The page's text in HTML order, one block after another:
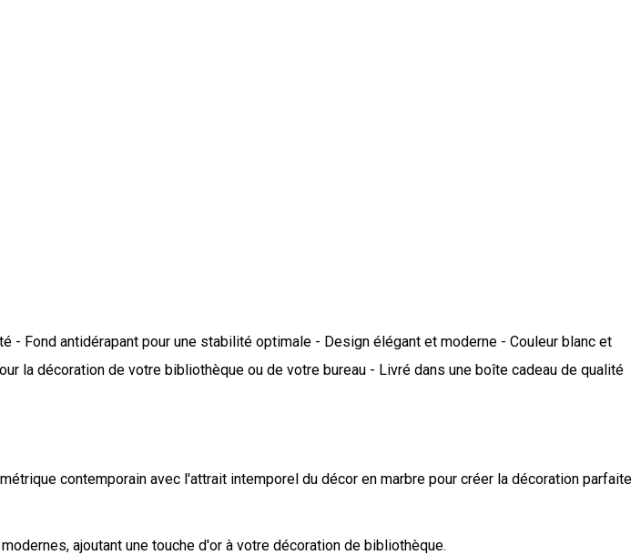
Fond antidérapant pour une stabilité optimale - Design élégant et moderne - Couleur blanc et
la décoration de votre bibliothèque ou de votre bureau - Livré dans une boîte cadeau de qualité
contemporain avec l'attrait intemporel du décor en marbre pour créer la décoration parfaite
ajoutant une touche d'or à votre décoration de bibliothèque.